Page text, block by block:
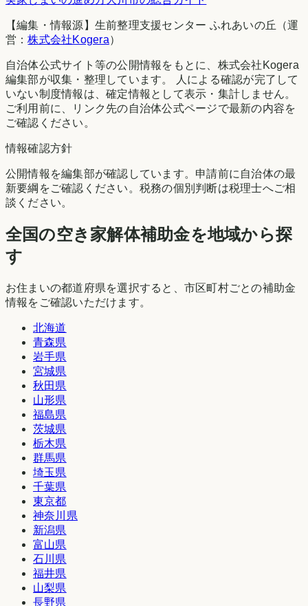
【編集・情報源】生前整理支援センター ふれあいの丘（運
営：株式会社Kogera）
自治体公式サイト等の公開情報をもとに、株式会社Kogera
編集部が収集・整理しています。 人による確認が完了して
いない制度情報は、確定情報として表示・集計しません。
ご利用前に、リンク先の自治体公式ページで最新の内容を
ご確認ください。
情報確認方針
公開情報を編集部が確認しています。申請前に自治体の最
新要綱をご確認ください。税務の個別判断は税理士へご相
談ください。
全国の空き家解体補助金を地域から探
す
お住まいの都道府県を選択すると、市区町村ごとの補助金
情報をご確認いただけます。
北海道
青森県
岩手県
宮城県
秋田県
山形県
福島県
茨城県
栃木県
群馬県
埼玉県
千葉県
東京都
神奈川県
新潟県
富山県
石川県
福井県
山梨県
長野県